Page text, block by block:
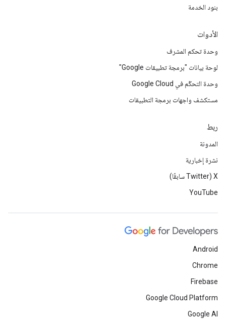
بنود الخدمة
الأدوات
وحدة تحكم المشرف
لوحة بيانات "برمجة تطبيقات Google"
وحدة التحكّم في Google Cloud
مستكشف واجهات برمجة التطبيقات
ربط
المدونة
نشرة إخبارية
‫X ‏(Twitter سابقًا)
YouTube
Android
Chrome
Firebase
Google Cloud Platform
Google AI